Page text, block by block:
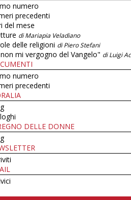
numero
precedenti
del mese
di Mariapia Veladiano
delle religioni di Piero Stefani
mi vergogno del Vangelo" di Luigi
numero
precedenti
DELLE DONNE